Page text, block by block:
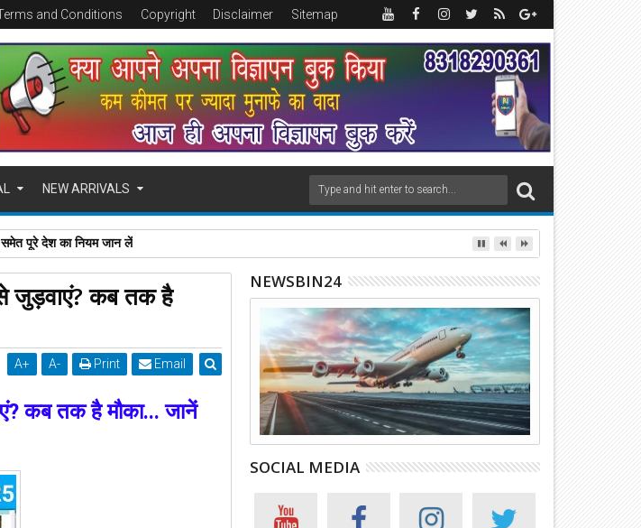
and Conditions Copyright Disclaimer Sitemap
NEW ARRIVALS
समेत पूरे देश का नियम जान लें
जुड़वाएं? कब तक है
A+ A- Print Email
कब तक है मौका... जानें
NEWSBIN24
SOCIAL MEDIA